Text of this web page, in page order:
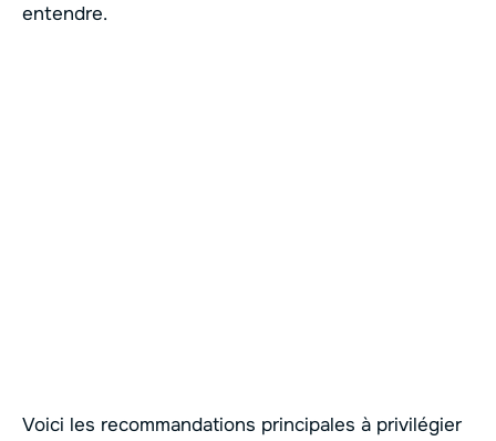
entendre.
Voici les recommandations principales à privilégier